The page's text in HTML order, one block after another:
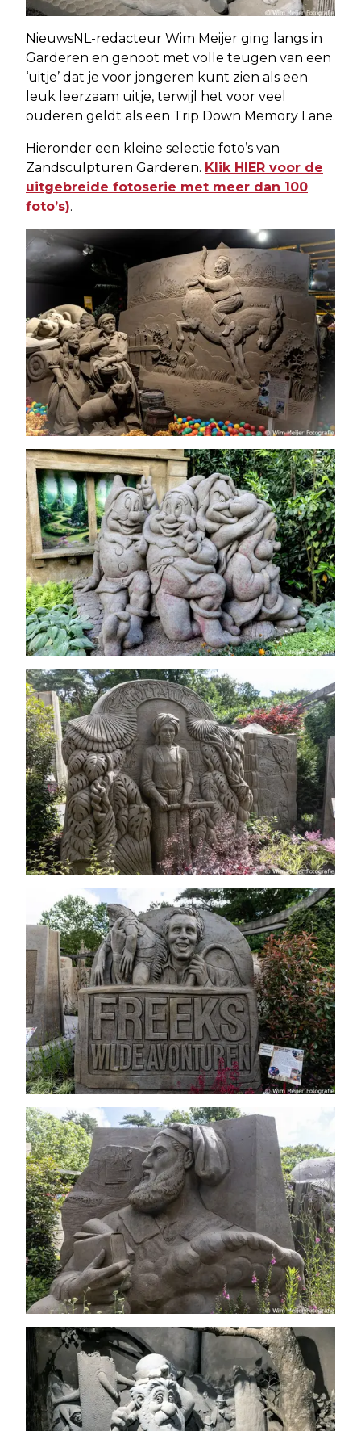
NieuwsNL-redacteur Wim Meijer ging langs in
Garderen en genoot met volle teugen van een
‘uitje’ dat je voor jongeren kunt zien als een
leuk leerzaam uitje, terwijl het voor veel
ouderen geldt als een Trip Down Memory Lane.
Hieronder een kleine selectie foto’s van
Zandsculpturen Garderen. Klik HIER voor de
uitgebreide fotoserie met meer dan 100
foto’s).